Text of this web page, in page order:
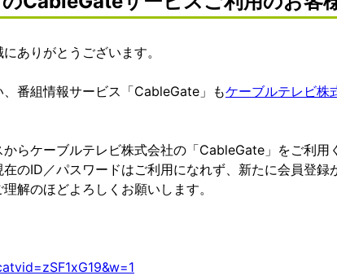
ありがとうございます。
番組情報サービス「CableGate」もケーブルテレビ株
らケーブルテレビ株式会社の「CableGate」をご利用
のID／パスワードはご利用になれず、新たに会員登録
解のほどよろしくお願いします。